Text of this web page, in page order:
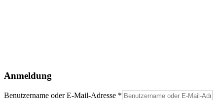
Anmeldung
Benutzername oder E-Mail-Adresse *